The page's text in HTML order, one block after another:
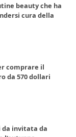
beauty che ha
cura della
comprare il
da 570 dollari
da invitata da